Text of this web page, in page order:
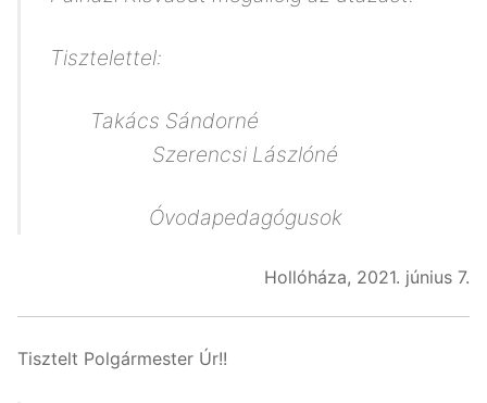
Tisztelettel:
Takács Sándorné
Szerencsi Lászlóné
Óvodapedagógusok
Hollóháza, 2021. június 7.
Tisztelt Polgármester Úr!!